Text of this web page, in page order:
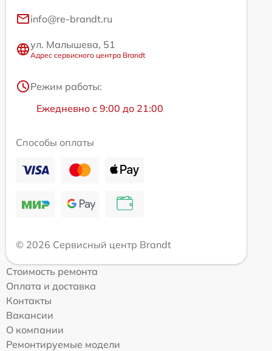
info@re-brandt.ru
ул. Малышева, 51
Адрес сервисного центра Brandt
Режим работы:
Ежедневно с 9:00 до 21:00
Способы оплаты
© 2026 Сервисный центр Brandt
Стоимость ремонта
Оплата и доставка
Контакты
Вакансии
О компании
Ремонтируемые модели